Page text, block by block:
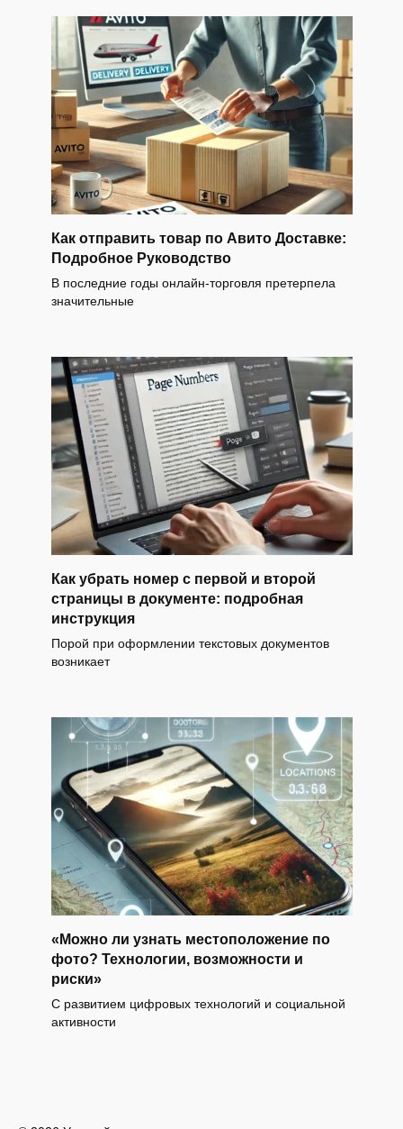
Как отправить товар по Авито Доставке:
Подробное Руководство
В последние годы онлайн-торговля претерпела
значительные
Как убрать номер с первой и второй
страницы в документе: подробная
инструкция
Порой при оформлении текстовых документов
возникает
«Можно ли узнать местоположение по
фото? Технологии, возможности и
риски»
С развитием цифровых технологий и социальной
активности